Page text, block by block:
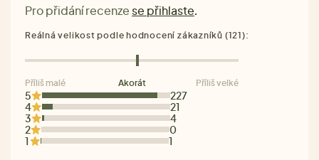
Pro přidání recenze se přihlaste.
5
227
4
21
3
4
2
0
1
1
Reálná velikost podle hodnocení zákazníků (121):
Příliš malé Akorát Příliš velké